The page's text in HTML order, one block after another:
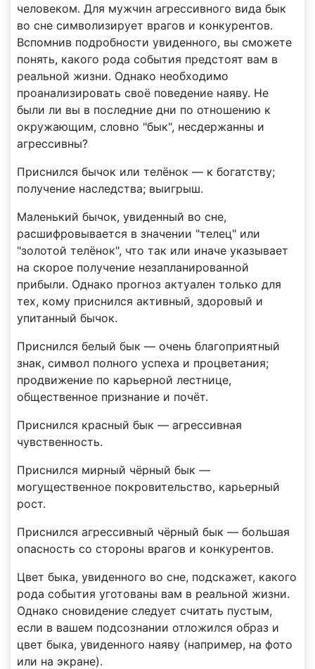
человеком. Для мужчин агрессивного вида бык
во сне символизирует врагов и конкурентов.
Вспомнив подробности увиденного, вы сможете
понять, какого рода события предстоят вам в
реальной жизни. Однако необходимо
проанализировать своё поведение наяву. Не
были ли вы в последние дни по отношению к
окружающим, словно "бык", несдержанны и
агрессивны?
Приснился бычок или телёнок — к богатству;
получение наследства; выигрыш.
Маленький бычок, увиденный во сне,
расшифровывается в значении "телец" или
"золотой телёнок", что так или иначе указывает
на скорое получение незапланированной
прибыли. Однако прогноз актуален только для
тех, кому приснился активный, здоровый и
упитанный бычок.
Приснился белый бык — очень благоприятный
знак, символ полного успеха и процветания;
продвижение по карьерной лестнице,
общественное признание и почёт.
Приснился красный бык — агрессивная
чувственность.
Приснился мирный чёрный бык —
могущественное покровительство, карьерный
рост.
Приснился агрессивный чёрный бык — большая
опасность со стороны врагов и конкурентов.
Цвет быка, увиденного во сне, подскажет, какого
рода события уготованы вам в реальной жизни.
Однако сновидение следует считать пустым,
если в вашем подсознании отложился образ и
цвет быка, увиденного наяву (например, на фото
или на экране).